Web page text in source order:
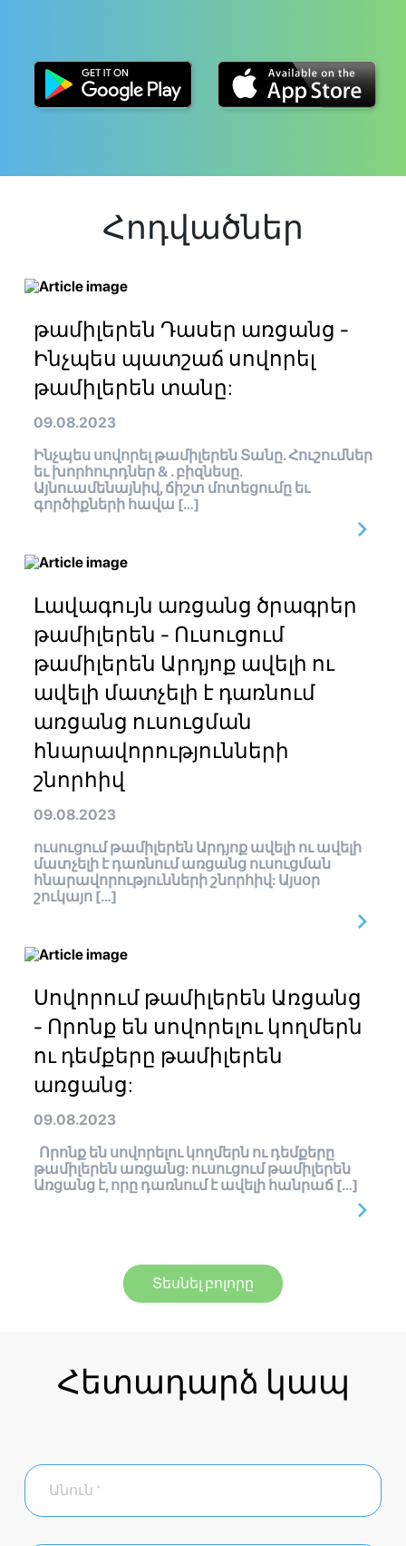
Հոդվածներ
թամիլերեն Դասեր առցանց -
Ինչպես պատշաճ սովորել
թամիլերեն տանը:
09.08.2023
Ինչպես սովորել թամիլերեն Տանը. Հուշումներ
եւ խորհուրդներ & . բիզնեսը.
Այնուամենայնիվ, ճիշտ մոտեցումը եւ
գործիքների հավա […]
Լավագույն առցանց ծրագրեր
թամիլերեն - Ուսուցում
թամիլերեն Արդյոք ավելի ու
ավելի մատչելի է դառնում
առցանց ուսուցման
հնարավորությունների
շնորհիվ
09.08.2023
ուսուցում թամիլերեն Արդյոք ավելի ու ավելի
մատչելի է դառնում առցանց ուսուցման
հնարավորությունների շնորհիվ: Այսօր
շուկայո […]
Սովորում թամիլերեն Առցանց
- Որոնք են սովորելու կողմերն
ու դեմքերը թամիլերեն
առցանց:
09.08.2023
Որոնք են սովորելու կողմերն ու դեմքերը
թամիլերեն առցանց: ուսուցում թամիլերեն
Առցանց է, որը դառնում է ավելի հանրաճ […]
Տեսնել բոլորը
Հետադարձ կապ